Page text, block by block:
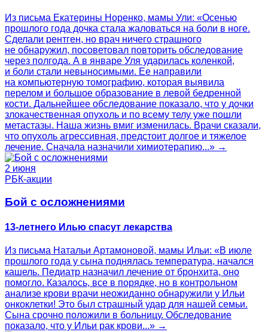
Из письма Екатерины Норенко, мамы Ули: «Осенью
прошлого года дочка стала жаловаться на боли в ноге.
Сделали рентген, но врач ничего страшного
не обнаружил, посоветовал повторить обследование
через полгода. А в январе Уля ударилась коленкой,
и боли стали невыносимыми. Ее направили
на компьютерную томографию, которая выявила
перелом и большое образование в левой бедренной
кости. Дальнейшее обследование показало, что у дочки
злокачественная опухоль и по всему телу уже пошли
метастазы. Наша жизнь вмиг изменилась. Врачи сказали,
что опухоль агрессивная, предстоит долгое и тяжелое
лечение. Сначала назначили химиотерапию...» →
2 июня
РБК-акции
Бой с осложнениями
13-летнего Илью спасут лекарства
Из письма Натальи Артамоновой, мамы Ильи: «В июле
прошлого года у сына поднялась температура, начался
кашель. Педиатр назначил лечение от бронхита, оно
помогло. Казалось, все в порядке, но в контрольном
анализе крови врачи неожиданно обнаружили у Ильи
онкоклетки! Это был страшный удар для нашей семьи.
Сына срочно положили в больницу. Обследование
показало, что у Ильи рак крови...» →